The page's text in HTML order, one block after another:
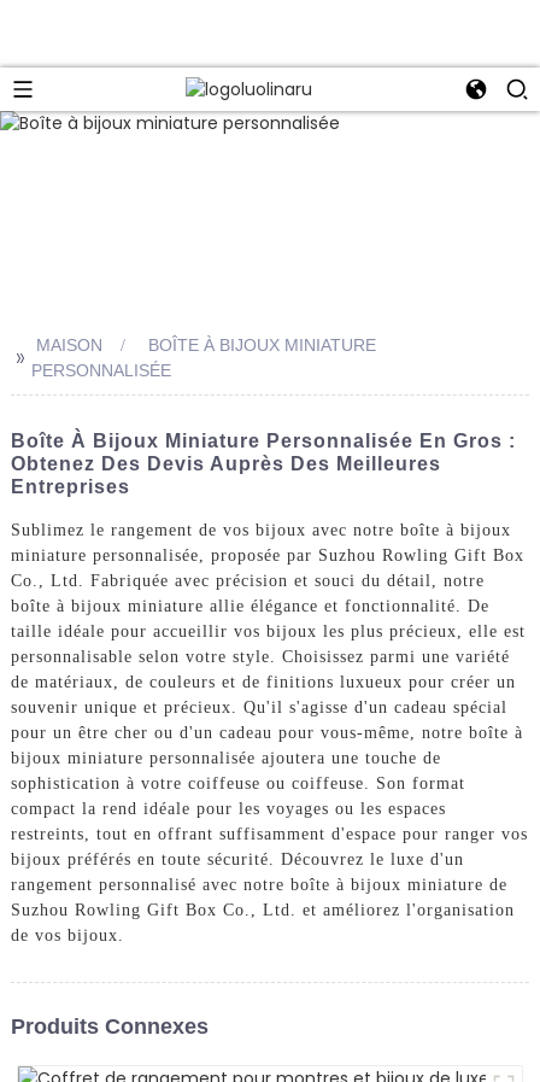
>> MAISON
BOÎTE À BIJOUX MINIATURE
PERSONNALISÉE
Boîte À Bijoux Miniature Personnalisée En Gros :
Obtenez Des Devis Auprès Des Meilleures
Entreprises
Sublimez le rangement de vos bijoux avec notre boîte à bijoux
miniature personnalisée, proposée par Suzhou Rowling Gift Box
Co., Ltd. Fabriquée avec précision et souci du détail, notre
boîte à bijoux miniature allie élégance et fonctionnalité. De
taille idéale pour accueillir vos bijoux les plus précieux, elle est
personnalisable selon votre style. Choisissez parmi une variété
de matériaux, de couleurs et de finitions luxueux pour créer un
souvenir unique et précieux. Qu'il s'agisse d'un cadeau spécial
pour un être cher ou d'un cadeau pour vous-même, notre boîte à
bijoux miniature personnalisée ajoutera une touche de
sophistication à votre coiffeuse ou coiffeuse. Son format
compact la rend idéale pour les voyages ou les espaces
restreints, tout en offrant suffisamment d'espace pour ranger vos
bijoux préférés en toute sécurité. Découvrez le luxe d'un
rangement personnalisé avec notre boîte à bijoux miniature de
Suzhou Rowling Gift Box Co., Ltd. et améliorez l'organisation
de vos bijoux.
Produits Connexes